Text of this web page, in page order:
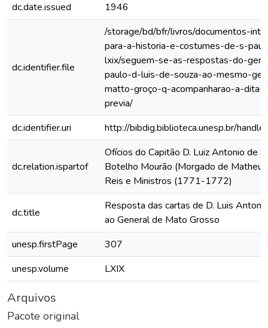
dc.date.issued
1946
dc.identifier.file
/storage/bd/bfr/livros/documentos-
para-a-historia-e-costumes-de-s-
lxix/seguem-se-as-respostas-do-
paulo-d-luis-de-souza-ao-mesmo-
matto-groço-q-acompanharao-a-dita-
previa/
dc.identifier.uri
http://bibdig.biblioteca.unesp.br/
dc.relation.ispartof
Ofícios do Capitão D. Luiz Antonio de
Botelho Mourão (Morgado de
Reis e Ministros (1771-1772)
dc.title
Resposta das cartas de D. Luis
ao General de Mato Grosso
unesp.firstPage
307
unesp.volume
LXIX
Arquivos
Pacote original